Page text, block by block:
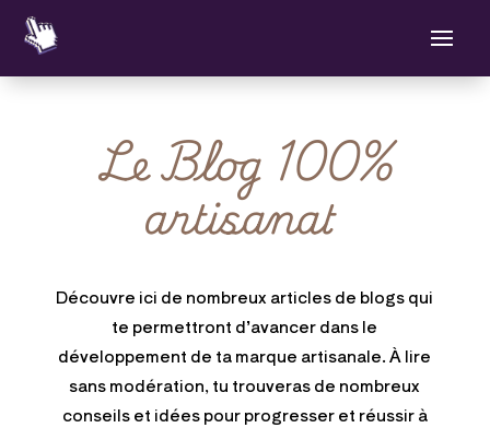
Le Blog 100%
artisanat
Découvre ici de nombreux articles de blogs qui
te permettront d’avancer dans le
développement de ta marque artisanale. À lire
sans modération, tu trouveras de nombreux
conseils et idées pour progresser et réussir à